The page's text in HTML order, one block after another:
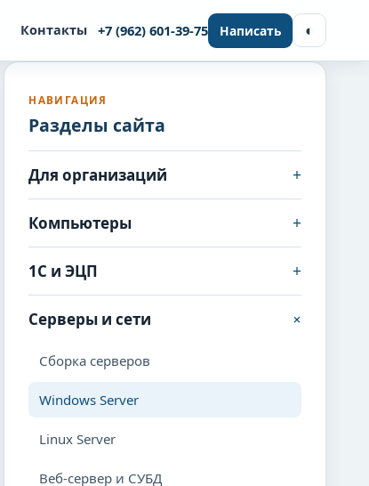
Контакты +7 (962) 601-39-75 Написать ◐
НАВИГАЦИЯ
Разделы сайта
Для организаций +
Компьютеры +
1С и ЭЦП +
Серверы и сети +
Сборка серверов
Windows Server
Linux Server
Веб-сервер и СУБД